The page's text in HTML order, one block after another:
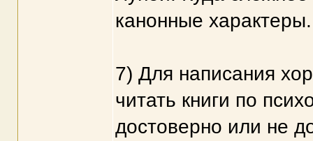
канонные характеры.
7) Для написания
читать книги по
достоверно или не